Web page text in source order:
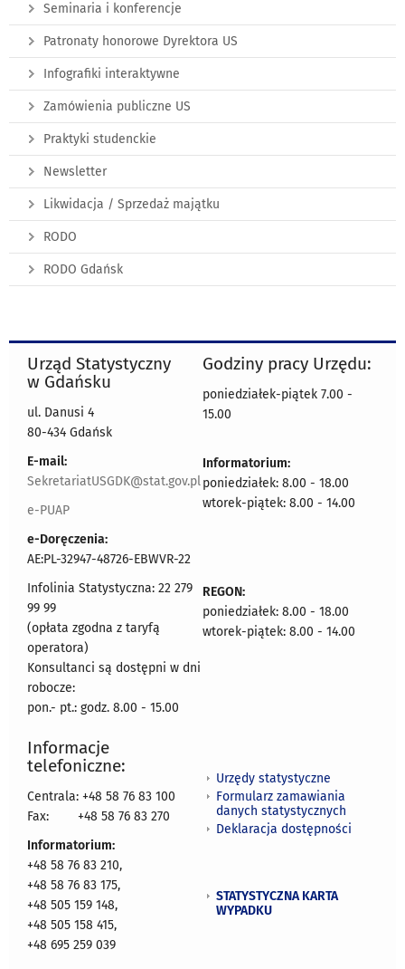
Seminaria i konferencje
Patronaty honorowe Dyrektora US
Infografiki interaktywne
Zamówienia publiczne US
Praktyki studenckie
Newsletter
Likwidacja / Sprzedaż majątku
RODO
RODO Gdańsk
Urząd Statystyczny
w Gdańsku
ul. Danusi 4
80-434 Gdańsk
E-mail:
SekretariatUSGDK@stat.gov.pl
e-PUAP
e-Doręczenia:
AE:PL-32947-48726-EBWVR-22
Infolinia Statystyczna: 22 279
99 99
(opłata zgodna z taryfą
operatora)
Konsultanci są dostępni w dni
robocze:
pon.- pt.: godz. 8.00 - 15.00
Godziny pracy Urzędu:
poniedziałek-piątek 7.00 -
15.00
Informatorium:
poniedziałek: 8.00 - 18.00
wtorek-piątek: 8.00 - 14.00
REGON:
poniedziałek: 8.00 - 18.00
wtorek-piątek: 8.00 - 14.00
Informacje
telefoniczne:
Centrala: +48 58 76 83 100
Fax:
+48 58 76 83 270
Informatorium:
+48 58 76 83 210,
+48 58 76 83 175,
+48 505 159 148,
+48 505 158 415,
+48 695 259 039
Urzędy statystyczne
Formularz zamawiania
danych statystycznych
Deklaracja dostępności
STATYSTYCZNA KARTA
WYPADKU